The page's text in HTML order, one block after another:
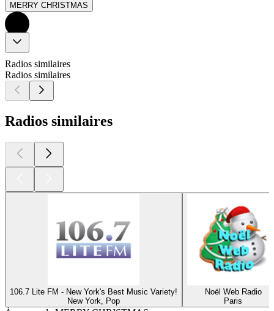
MERRY CHRISTMAS
Radios similaires
Radios similaires
Radios similaires
106.7 Lite FM - New York's Best Music Variety!
New York, Pop
Noël Web Radio
Paris